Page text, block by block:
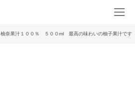
柚奈果汁１００％ ５００ml 最高の味わいの柚子果汁です